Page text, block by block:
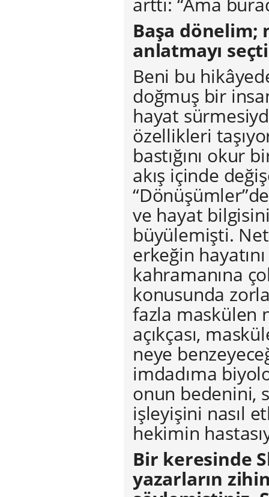
Başa
anlatmayı
Beni bu
doğmuş bir
hayat
özellikleri
bastığını okur
akış içinde
ve hayat
büyülemişti.
erkeğin
kahramanına
konusunda
fazla maskülen
açıkçası,
neye
imdadıma
onun bedenini,
işleyişini nasıl
hekimin
Bir keresinde
yazarların